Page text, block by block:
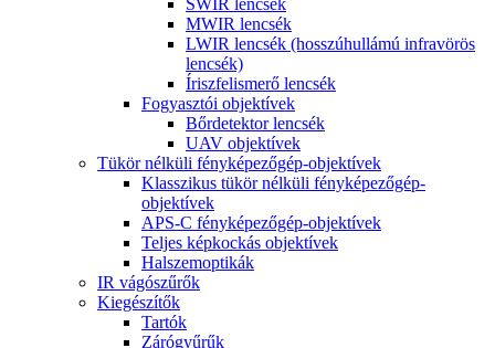
SWIR lencsék
MWIR lencsék
LWIR lencsék (hosszúhullámú infravörös
lencsék)
Íriszfelismerő lencsék
Fogyasztói objektívek
Bőrdetektor lencsék
UAV objektívek
Tükör nélküli fényképezőgép-objektívek
Klasszikus tükör nélküli fényképezőgép-
objektívek
APS-C fényképezőgép-objektívek
Teljes képkockás objektívek
Halszemoptikák
IR vágószűrők
Kiegészítők
Tartók
Zárógyűrűk